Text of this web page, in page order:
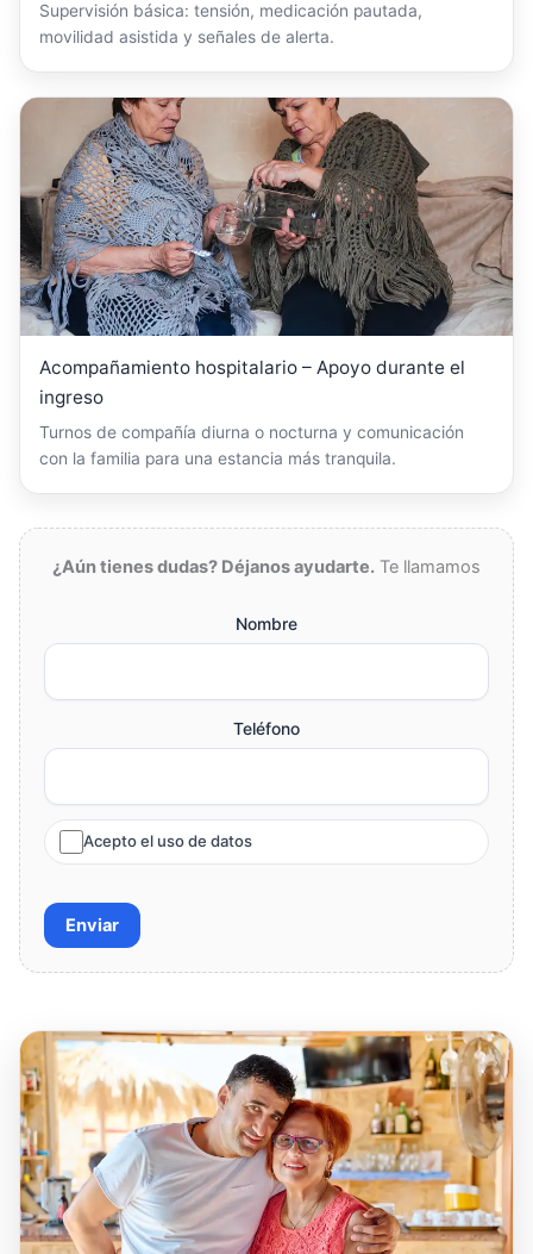
Supervisión básica: tensión, medicación pautada,
movilidad asistida y señales de alerta.
Acompañamiento hospitalario – Apoyo durante el
ingreso
Turnos de compañía diurna o nocturna y comunicación
con la familia para una estancia más tranquila.
¿Aún tienes dudas? Déjanos ayudarte. Te llamamos
Nombre
Teléfono
Acepto el uso de datos
Enviar